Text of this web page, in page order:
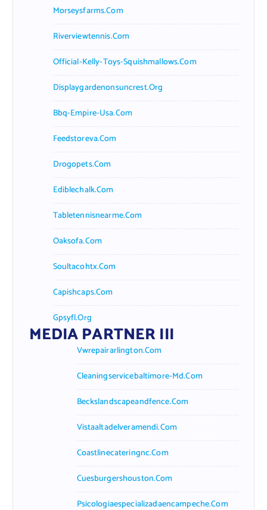
Morseysfarms.com
Riverviewtennis.com
Official-Kelly-Toys-Squishmallows.com
Displaygardenonsuncrest.org
Bbq-Empire-Usa.com
Feedstoreva.com
Drogopets.com
Ediblechalk.com
Tabletennisnearme.com
Oaksofa.com
Soultacohtx.com
Capishcaps.com
Gpsyfl.org
MEDIA PARTNER III
Vwrepairarlington.com
Cleaningservicebaltimore-Md.com
Beckslandscapeandfence.com
Vistaaltadelveramendi.com
Coastlinecateringnc.com
Cuesburgershouston.com
Psicologiaespecializadaencampeche.com